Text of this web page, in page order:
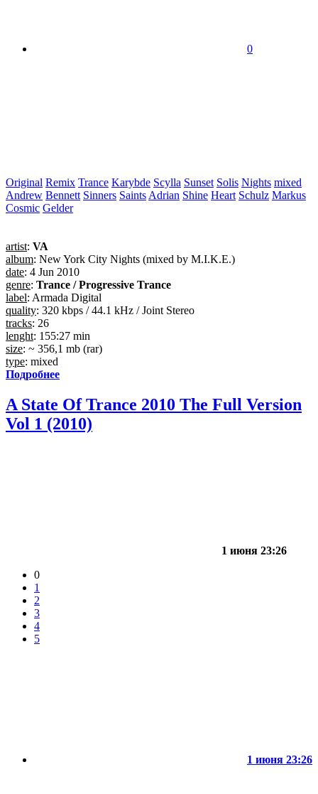
0
Original Remix Trance Karybde Scylla Sunset Solis Nights mixed
Andrew Bennett Sinners Saints Adrian Shine Heart Schulz Markus
Cosmic Gelder
artist: VA
album: New York City Nights (mixed by M.I.K.E.)
date: 4 Jun 2010
genre: Trance / Progressive Trance
label: Armada Digital
quality: 320 kbps / 44.1 kHz / Joint Stereo
tracks: 26
lenght: 155:27 min
size: ~ 356,1 mb (rar)
type: mixed
Подробнее
A State Of Trance 2010 The Full Version
Vol 1 (2010)
1 июня 23:26
0
1
2
3
4
5
1 июня 23:26